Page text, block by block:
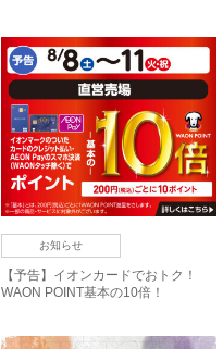
お知らせ
【予告】イオンカードでおトク！
WAON POINT基本の10倍！